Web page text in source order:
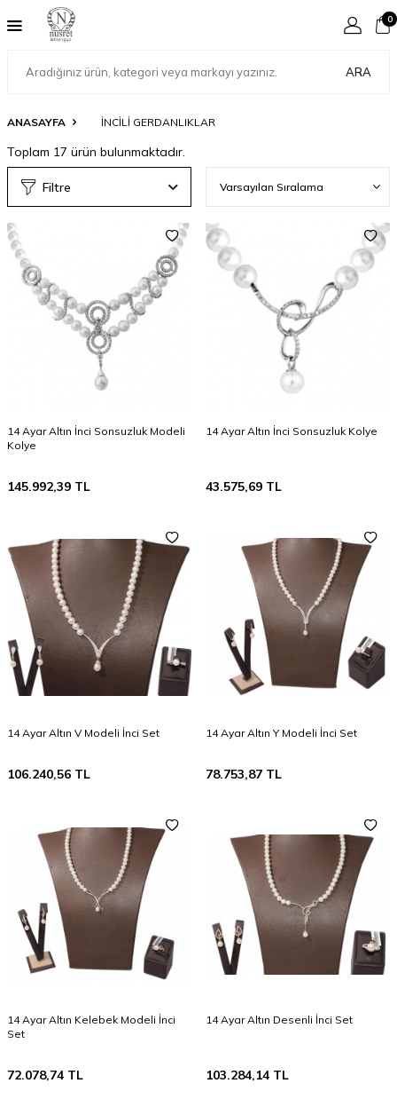
ARA
0
ANASAYFA INCILI GERDANLIKLAR
Toplam 17 ürün bulunmaktadır.
Filtre
14 Ayar Altın İnci Sonsuzluk Modeli
Kolye
145.992,39 TL
14 Ayar Altın İnci Sonsuzluk Kolye
43.575,69 TL
14 Ayar Altın V Modeli İnci Set
106.240,56 TL
14 Ayar Altın Y Modeli İnci Set
78.753,87 TL
14 Ayar Altın Kelebek Modeli İnci
Set
72.078,74 TL
14 Ayar Altın Desenli İnci Set
103.284,14 TL